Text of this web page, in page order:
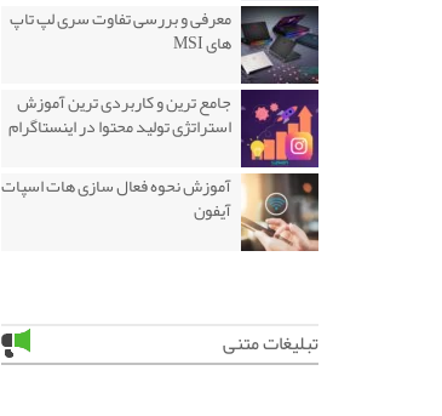
معرفی و بررسی تفاوت سری لپ تاپ
های MSI
جامع ترین و کاربردی ترین آموزش
استراتژی تولید محتوا در اینستاگرام
آموزش نحوه فعال سازی هات اسپات
آیفون
تبلیغات متنی